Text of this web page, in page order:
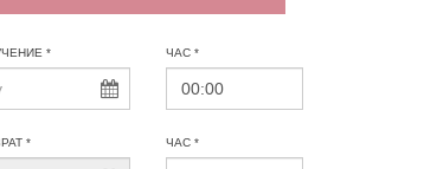
* ЧАС *
* ЧАС *